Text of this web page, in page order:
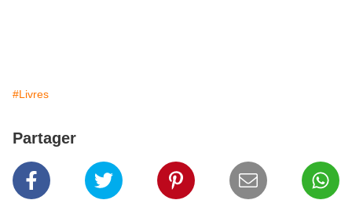
#Livres
Partager